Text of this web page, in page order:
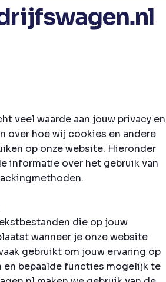
veel waarde aan jouw privacy en
over hoe wij cookies en andere
op onze website. Hieronder
informatie over het gebruik van
die op jouw
wanneer je onze website
gebruikt om jouw ervaring op
en bepaalde functies mogelijk te